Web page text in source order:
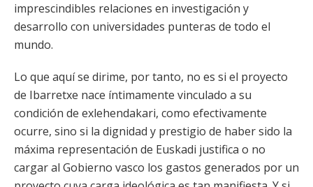
imprescindibles relaciones en investigación y
desarrollo con universidades punteras de todo el
mundo.
Lo que aquí se dirime, por tanto, no es si el proyecto
de Ibarretxe nace íntimamente vinculado a su
condición de exlehendakari, como efectivamente
ocurre, sino si la dignidad y prestigio de haber sido la
máxima representación de Euskadi justifica o no
cargar al Gobierno vasco los gastos generados por un